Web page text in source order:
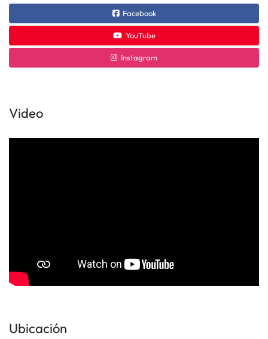
Facebook
YouTube
Instagram
Video
Ubicación